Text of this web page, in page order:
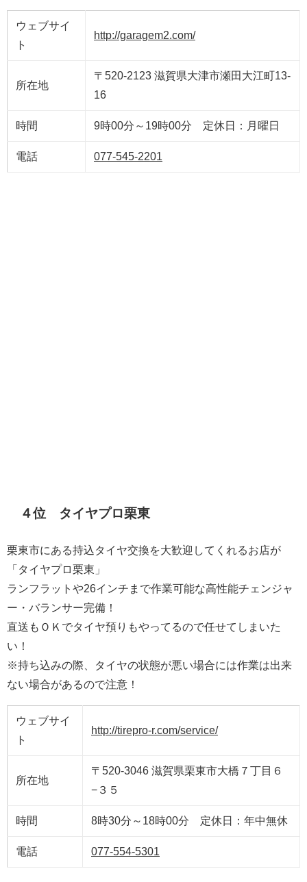
ウェブサイ
ト
http://garagem2.com/
所在地
〒520-2123 滋賀県大津市瀬田大江町13-
16
時間 9時00分～19時00分 定休日：月曜日
電話 077-545-2201
４位 タイヤプロ栗東
栗東市にある持込タイヤ交換を大歓迎してくれるお店が
「タイヤプロ栗東」
ランフラットや26インチまで作業可能な高性能チェンジャ
ー・バランサー完備！
直送もＯＫでタイヤ預りもやってるので任せてしまいた
い！
※持ち込みの際、タイヤの状態が悪い場合には作業は出来
ない場合があるので注意！
ウェブサイ
ト
http://tirepro-r.com/service/
所在地
〒520-3046 滋賀県栗東市大橋７丁目６
−３５
時間 8時30分～18時00分 定休日：年中無休
電話 077-554-5301